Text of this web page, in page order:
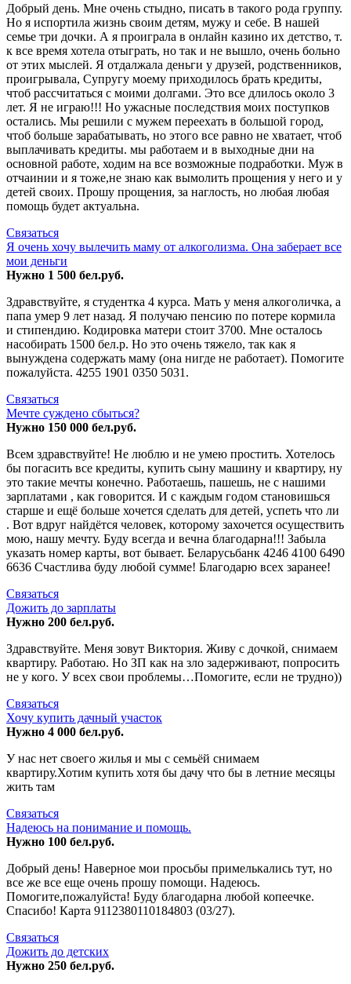
Добрый день. Мне очень стыдно, писать в такого рода группу.
Но я испортила жизнь своим детям, мужу и себе. В нашей
семье три дочки. А я проиграла в онлайн казино их детство, т.
к все время хотела отыграть, но так и не вышло, очень больно
от этих мыслей. Я отдалжала деньги у друзей, родственников,
проигрывала, Супругу моему приходилось брать кредиты,
чтоб рассчитаться с моими долгами. Это все длилось около 3
лет. Я не играю!!! Но ужасные последствия моих поступков
остались. Мы решили с мужем переехать в большой город,
чтоб больше зарабатывать, но этого все равно не хватает, чтоб
выплачивать кредиты. мы работаем и в выходные дни на
основной работе, ходим на все возможные подработки. Муж в
отчаинии и я тоже,не знаю как вымолить прощения у него и у
детей своих. Прошу прощения, за наглость, но любая любая
помощь будет актуальна.
Связаться
Я очень хочу вылечить маму от алкоголизма. Она заберает все
мои деньги
Нужно 1 500 бел.руб.
Здравствуйте, я студентка 4 курса. Мать у меня алкоголичка, а
папа умер 9 лет назад. Я получаю пенсию по потере кормила
и стипендию. Кодировка матери стоит 3700. Мне осталось
насобирать 1500 бел.р. Но это очень тяжело, так как я
вынуждена содержать маму (она нигде не работает). Помогите
пожалуйста. 4255 1901 0350 5031.
Связаться
Мечте суждено сбыться?
Нужно 150 000 бел.руб.
Всем здравствуйте! Не люблю и не умею простить. Хотелось
бы погасить все кредиты, купить сыну машину и квартиру, ну
это такие мечты конечно. Работаешь, пашешь, не с нашими
зарплатами , как говорится. И с каждым годом становишься
старше и ещё больше хочется сделать для детей, успеть что ли
. Вот вдруг найдётся человек, которому захочется осуществить
мою, нашу мечту. Буду всегда и вечна благодарна!!! Забыла
указать номер карты, вот бывает. Беларусьбанк 4246 4100 6490
6636 Счастлива буду любой сумме! Благодарю всех заранее!
Связаться
Дожить до зарплаты
Нужно 200 бел.руб.
Здравствуйте. Меня зовут Виктория. Живу с дочкой, снимаем
квартиру. Работаю. Но ЗП как на зло задерживают, попросить
не у кого. У всех свои проблемы…Помогите, если не трудно))
Связаться
Хочу купить дачный участок
Нужно 4 000 бел.руб.
У нас нет своего жилья и мы с семьёй снимаем
квартиру.Хотим купить хотя бы дачу что бы в летние месяцы
жить там
Связаться
Надеюсь на понимание и помощь.
Нужно 100 бел.руб.
Добрый день! Наверное мои просьбы примелькались тут, но
все же все еще очень прошу помощи. Надеюсь.
Помогите,пожалуйста! Буду благодарна любой копеечке.
Спасибо! Карта 9112380110184803 (03/27).
Связаться
Дожить до детских
Нужно 250 бел.руб.